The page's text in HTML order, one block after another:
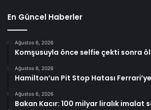
En Güncel Haberler
Ağustos 6, 2026
Komşusuyla önce selfie çekti sonra
Ağustos 6, 2026
Hamilton’un Pit Stop Hatası
Ağustos 6, 2026
Bakan Kacır: 100 milyar liralık imalat